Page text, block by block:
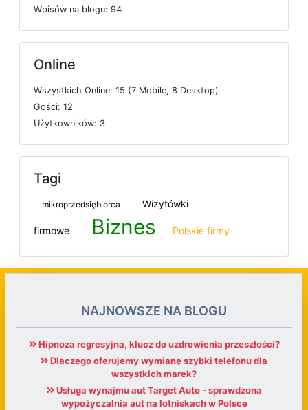
Wpisów na blogu: 94
Online
Wszystkich Online: 15 (7 Mobile, 8 Desktop)
Gości: 12
Użytkowników: 3
Tagi
mikroprzedsiębiorca Wizytówki
firmowe Biznes Polskie firmy
NAJNOWSZE NA BLOGU
Hipnoza regresyjna, klucz do uzdrowienia przeszłości?
Dlaczego oferujemy wymianę szybki telefonu dla
wszystkich marek?
Usługa wynajmu aut Target Auto - sprawdzona
wypożyczalnia aut na lotniskach w Polsce